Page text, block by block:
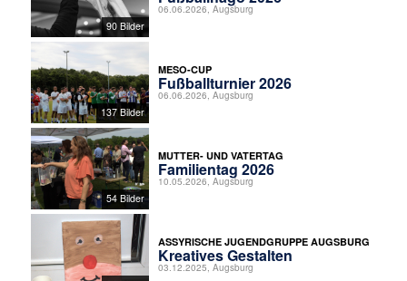
90 Bilder
06.06.2026, Augsburg
137 Bilder
MESO-CUP
Fußballturnier 2026
06.06.2026, Augsburg
54 Bilder
MUTTER- UND VATERTAG
Familientag 2026
10.05.2026, Augsburg
ASSYRISCHE JUGENDGRUPPE AUGSBURG
Kreatives Gestalten
03.12.2025, Augsburg